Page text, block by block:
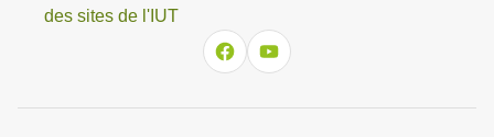
des sites de l'IUT